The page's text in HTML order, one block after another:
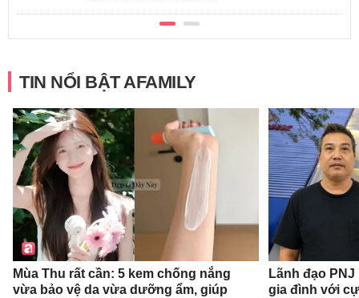
TIN NỔI BẬT AFAMILY
Mùa Thu rất cần: 5 kem chống nắng
vừa bảo vệ da vừa dưỡng ẩm, giúp
Lãnh đạo
gia đình với